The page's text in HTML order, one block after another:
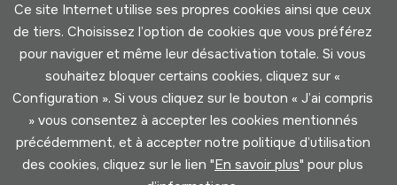
Conditions d'Utilisation
Politique de Privacité
Ce site Internet utilise ses propres cookies ainsi que ceux
de tiers. Choisissez l’option de cookies que vous préférez
pour naviguer et même leur désactivation totale. Si vous
souhaitez bloquer certains cookies, cliquez sur «
Configuration ». Si vous cliquez sur le bouton « J’ai compris
» vous consentez à accepter les cookies mentionnés
précédemment, et à accepter notre politique d’utilisation
des cookies, cliquez sur le lien "En savoir plus" pour plus